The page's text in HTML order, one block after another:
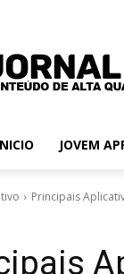
JOVEM
Principais